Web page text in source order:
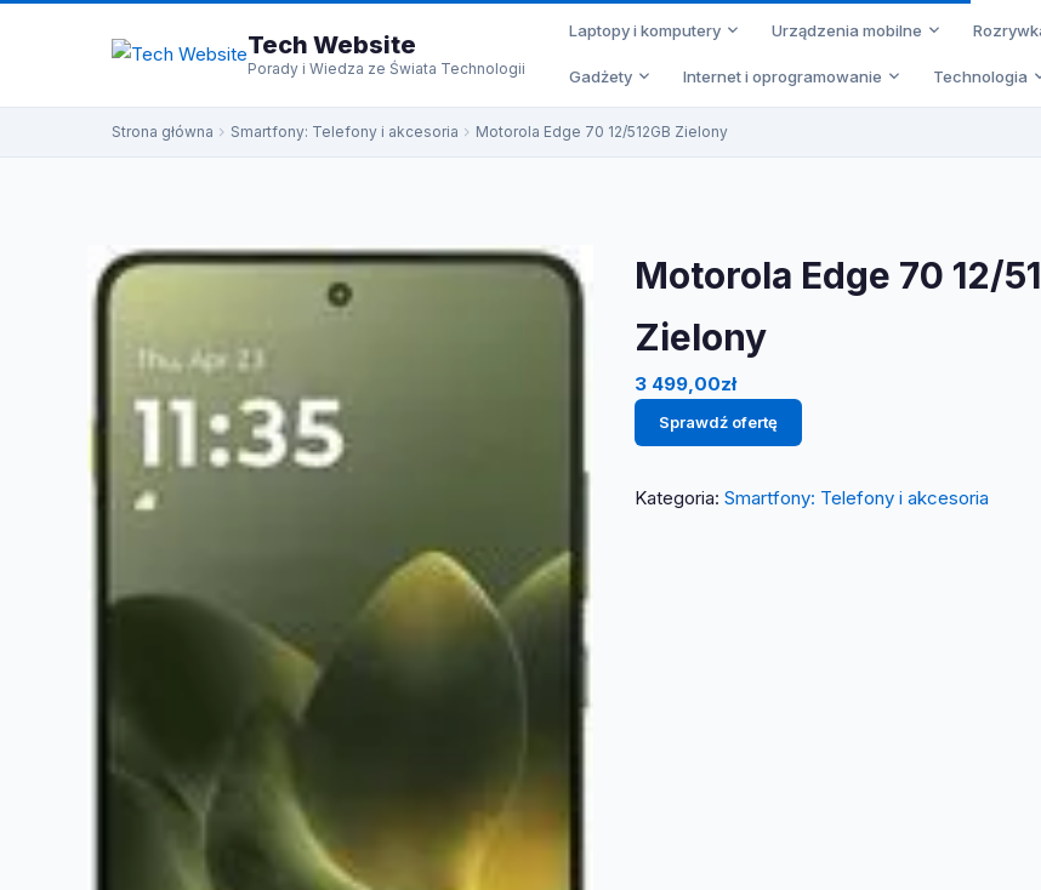
do
Tech Website
Porady i Wiedza ze Świata Technologii
Laptopy i komputery Urządzenia mobilne
Gadżety Internet i oprogramowanie Technologia
Strona główna Smartfony: Telefony i akcesoria Motorola Edge 70 12/512GB Zielony
Motorola Edge 70 12/
Zielony
3 499,00zł
Sprawdź ofertę
Kategoria:Smartfony: Telefony i akcesoria